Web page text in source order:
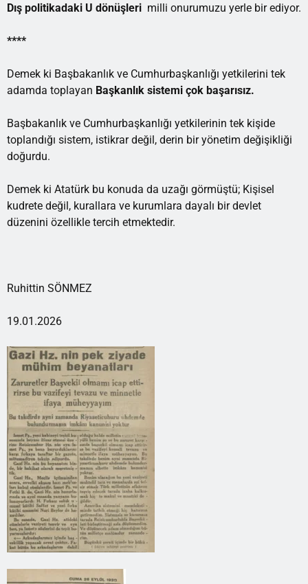
Dış politikadaki U dönüşleri milli onurumuzu yerle bir ediyor.
****
Demek ki Başbakanlık ve Cumhurbaşkanlığı yetkilerini tek
adamda toplayan Başkanlık sistemi çok başarısız.
Başbakanlık ve Cumhurbaşkanlığı yetkilerinin tek kişide
toplandığı sistem, istikrar değil, derin bir yönetim değişikliği
doğurdu.
Demek ki Atatürk bu konuda da uzağı görmüştü; Kişisel
kudrete değil, kurallara ve kurumlara dayalı bir devlet
düzenini özellikle tercih etmektedir.
Ruhittin SÖNMEZ
19.01.2026